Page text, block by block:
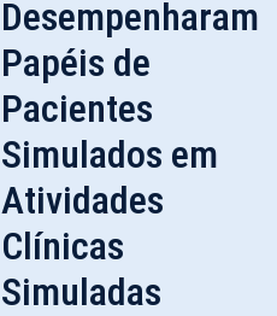
Desempenharam
Papéis de
Pacientes
Simulados em
Atividades
Clínicas
Simuladas